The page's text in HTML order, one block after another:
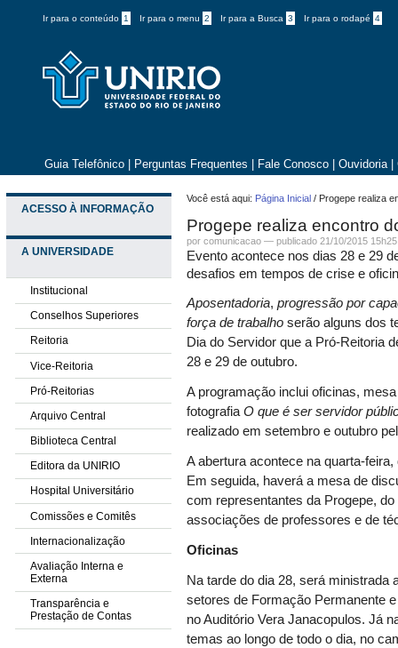
Ir para o conteúdo 1 Ir para o menu 2 Ir para a Busca 3 Ir para o rodapé 4
Guia Telefônico Perguntas Frequentes Fale Conosco Ouvidoria
ACESSO À INFORMAÇÃO
A UNIVERSIDADE
Institucional
Conselhos Superiores
Reitoria
Vice-Reitoria
Pró-Reitorias
Arquivo Central
Biblioteca Central
Editora da UNIRIO
Hospital Universitário
Comissões e Comitês
Internacionalização
Avaliação Interna e
Externa
Transparência e
Prestação de Contas
Você está aqui: Página Inicial / Progepe realiza
Progepe realiza encontro
por comunicacao —publicado 21/10/2015
Evento acontece nos dias 28 e 29
desafios em tempos de crise e
Aposentadoria,progressão por
força de trabalho serão alguns dos
Dia do Servidor que a Pró-Reitoria
28 e 29 de outubro.
A programação inclui oficinas,
fotografiaO que é ser servidor
realizado em setembro e outubro
A abertura acontece na quarta-
Em seguida, haverá a mesa de
com representantes da Progepe,
associações de professores e de
Oficinas
Na tarde do dia 28, será ministrada
setores de Formação Permanente
no Auditório Vera Janacopulos. Já
temas ao longo de todo o dia, no